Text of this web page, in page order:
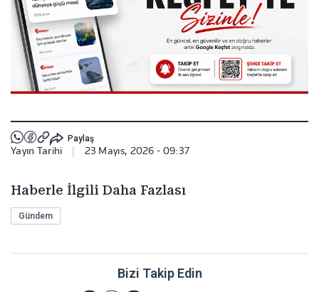
Paylaş
Yayın Tarihi 23 Mayıs, 2026 - 09:37
Haberle İlgili Daha Fazlası
Gündem
Bizi Takip Edin